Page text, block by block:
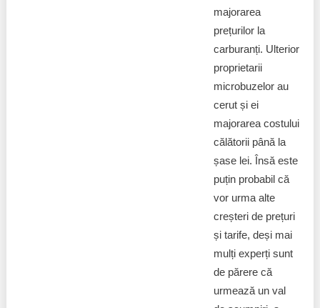
majorarea
prețurilor la
carburanți. Ulterior
proprietarii
microbuzelor au
cerut și ei
majorarea costului
călătorii până la
șase lei. Însă este
puțin probabil că
vor urma alte
creșteri de prețuri
și tarife, deși mai
mulți experți sunt
de părere că
urmează un val